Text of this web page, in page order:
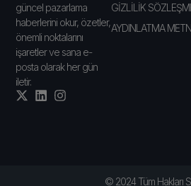
güncel pazarlama
haberlerini okur, özetler,
önemli noktalarını
işaretler ve sana e-
posta olarak her gün
iletir.
GİZLİLİK
AYDINLATMA
© 2024 Tüm Hakları